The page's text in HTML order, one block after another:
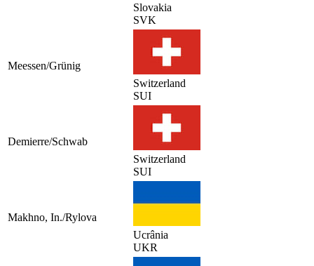
Slovakia
SVK
Meessen/Grünig
Switzerland
SUI
Demierre/Schwab
Switzerland
SUI
Makhno, In./Rylova
Ucrânia
UKR